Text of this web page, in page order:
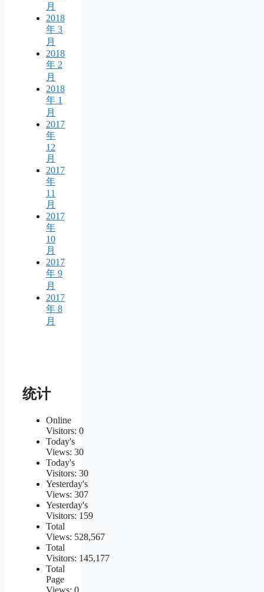
月
2018
年 3
月
2018
年 2
月
2018
年 1
月
2017
年
12
月
2017
年
11
月
2017
年
10
月
2017
年 9
月
2017
年 8
月
统计
Online
Visitors: 0
Today's
Views: 30
Today's
Visitors: 30
Yesterday's
Views: 307
Yesterday's
Visitors: 159
Total
Views: 528,567
Total
Visitors: 145,177
Total
Page